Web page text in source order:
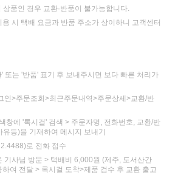
상품인 경우 교환·반품이 불가능합니다.
시 택배 요금과 반품 주소가 상이하니 고객센터
또는 '반품' 표기 후 보내주시면 보다 빠른 처리가
인>주문조회>최근주문내역>주문상세>교환/반
창에 '록시걸' 검색 > 주문자명, 전화번호, 교환/반
등)을 기재하여 메시지 보내기
로 전화 접수
기사님 방문 > 택배비 6,000원 (제주, 도서산간
여 전달 > 록시걸 도착>제품 검수 후 교환 출고